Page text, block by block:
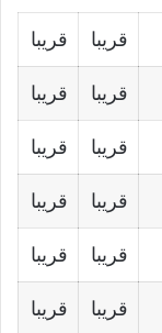
قريبا قريبا
قريبا قريبا
قريبا قريبا
قريبا قريبا
قريبا قريبا
قريبا قريبا